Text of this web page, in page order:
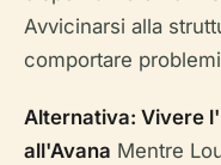
Avvicinarsi alla
comportare
Alternativa: Vivere
all'Avana Mentre